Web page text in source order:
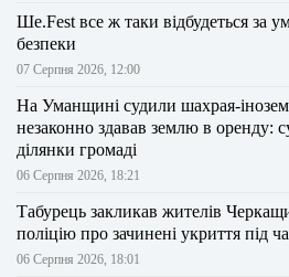
Ше.Fest все ж таки відбудеться за
безпеки
07 Серпня 2026, 12:00
На Уманщині судили шахрая-
незаконно здавав землю в оренду:
ділянки громаді
06 Серпня 2026, 18:21
Табурець закликав жителів
поліцію про зачинені укриття під
06 Серпня 2026, 18:01